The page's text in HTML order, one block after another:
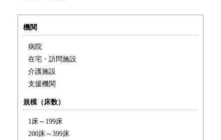
機関
病院
在宅・訪問施設
介護施設
支援機関
規模（床数）
1床～199床
200床～399床